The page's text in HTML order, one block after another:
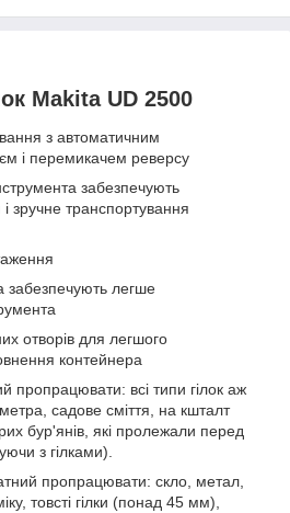
Makita UD 2500
з автоматичним
і перемикачем реверсу
забезпечують
зручне транспортування
забезпечують легше
отворів для легшого
контейнера
пропрацювати: всі типи гілок аж
садове сміття, на кшталт
бур'янів, які пролежали перед
з гілками).
пропрацювати: скло, метал,
товсті гілки (понад 45 мм),